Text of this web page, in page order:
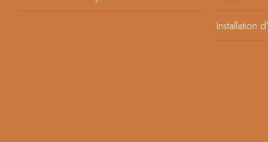
Installation